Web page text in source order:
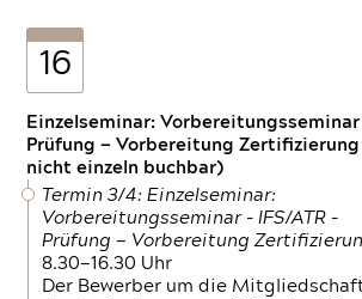
16
Einzelseminar: Vorbereitungsseminar
Prüfung — Vorbereitung
nicht einzeln buchbar)
Termin 3/4: Einzelseminar:
Vorbereitungsseminar - IFS/ATR -
Prüfung — Vorbereitung
8.30—16.30 Uhr
Der Bewerber um die